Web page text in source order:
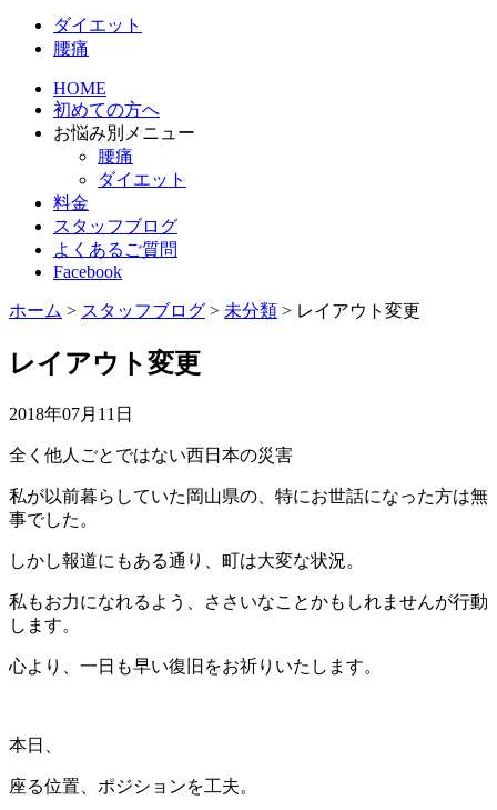
ダイエット
腰痛
HOME
初めての方へ
お悩み別メニュー
腰痛
ダイエット
料金
スタッフブログ
よくあるご質問
Facebook
ホーム > スタッフブログ > 未分類 > レイアウト変更
レイアウト変更
2018年07月11日
全く他人ごとではない西日本の災害
私が以前暮らしていた岡山県の、特にお世話になった方は無
事でした。
しかし報道にもある通り、町は大変な状況。
私もお力になれるよう、ささいなことかもしれませんが行動
します。
心より、一日も早い復旧をお祈りいたします。
本日、
座る位置、ポジションを工夫。